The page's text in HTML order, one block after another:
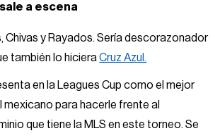
a escena
Chivas y Rayados. Sería descorazonador
también lo hicieraCruz Azul.
en la Leagues Cup como el mejor
mexicano para hacerle frente al
que tiene la MLS en este torneo. Se